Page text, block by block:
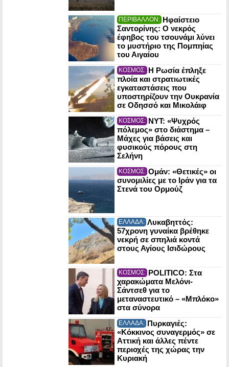
ΠΕΡΙΒΑΛΛΟΝ: Ηφαίστειο
Σαντορίνης: Ο νεκρός
έφηβος του τσουνάμι λύνει
το μυστήριο της Πομπηίας
του Αιγαίου
ΚΟΣΜΟΣ: Η Ρωσία έπληξε
πλοία και στρατιωτικές
εγκαταστάσεις που
υποστηρίζουν την Ουκρανία
σε Οδησσό και Μικολάιφ
ΚΟΣΜΟΣ: NYT: «Ψυχρός
πόλεμος» στο διάστημα –
Μάχες για βάσεις και
φυσικούς πόρους στη
Σελήνη
ΚΟΣΜΟΣ: Ομάν: «Θετικές» οι
συνομιλίες με το Ιράν για τα
Στενά του Ορμούζ
ΕΛΛΑΔΑ: Λυκαβηττός:
57χρονη γυναίκα βρέθηκε
νεκρή σε σπηλιά κοντά
στους Αγίους Ισιδώρους
ΚΟΣΜΟΣ: POLITICO: Στα
χαρακώματα Μελόνι-
Σάντσεθ για το
μεταναστευτικό – «Μπλόκο»
στα σύνορα
ΕΛΛΑΔΑ: Πυρκαγιές:
«Κόκκινος συναγερμός» σε
Αττική και άλλες πέντε
περιοχές της χώρας την
Κυριακή